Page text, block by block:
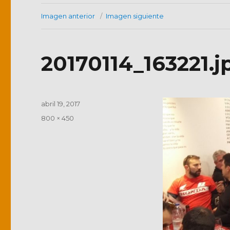
Imagen anterior Imagen siguiente
Publicado
abril 19, 2017
Tamaño
800 × 450